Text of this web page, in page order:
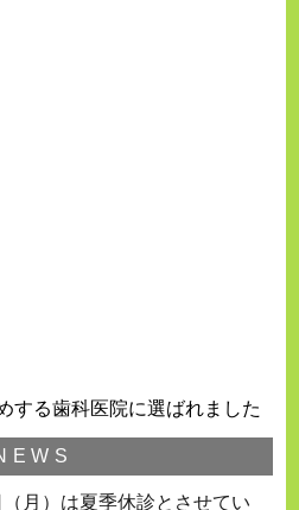
月）は夏季休診とさせてい